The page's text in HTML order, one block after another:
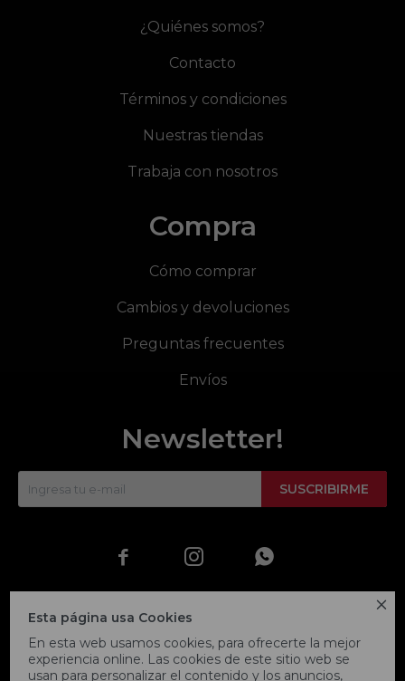

Esta página usa Cookies
En esta web usamos cookies, para ofrecerte la mejor
experiencia online. Las cookies de este sitio web se
usan para personalizar el contenido y los anuncios,
¿Quiénes somos?
Contacto
Términos y condiciones
Nuestras tiendas
Trabaja con nosotros
Compra
Cómo comprar
Cambios y devoluciones
Preguntas frecuentes
Envíos
Newsletter!
SUSCRIBIRME
  